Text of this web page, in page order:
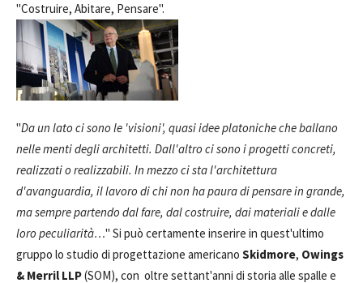
"Costruire, Abitare, Pensare".
"Da un lato ci sono le 'visioni', quasi idee platoniche che ballano
nelle menti degli architetti. Dall'altro ci sono i progetti concreti,
realizzati o realizzabili. In mezzo ci sta l'architettura
d'avanguardia, il lavoro di chi non ha paura di pensare in grande,
ma sempre partendo dal fare, dal costruire, dai materiali e dalle
loro peculiarità…" Si può certamente inserire in quest'ultimo
gruppo lo studio di progettazione americano Skidmore, Owings
& Merril LLP(SOM), con oltre settant'anni di storia alle spalle e